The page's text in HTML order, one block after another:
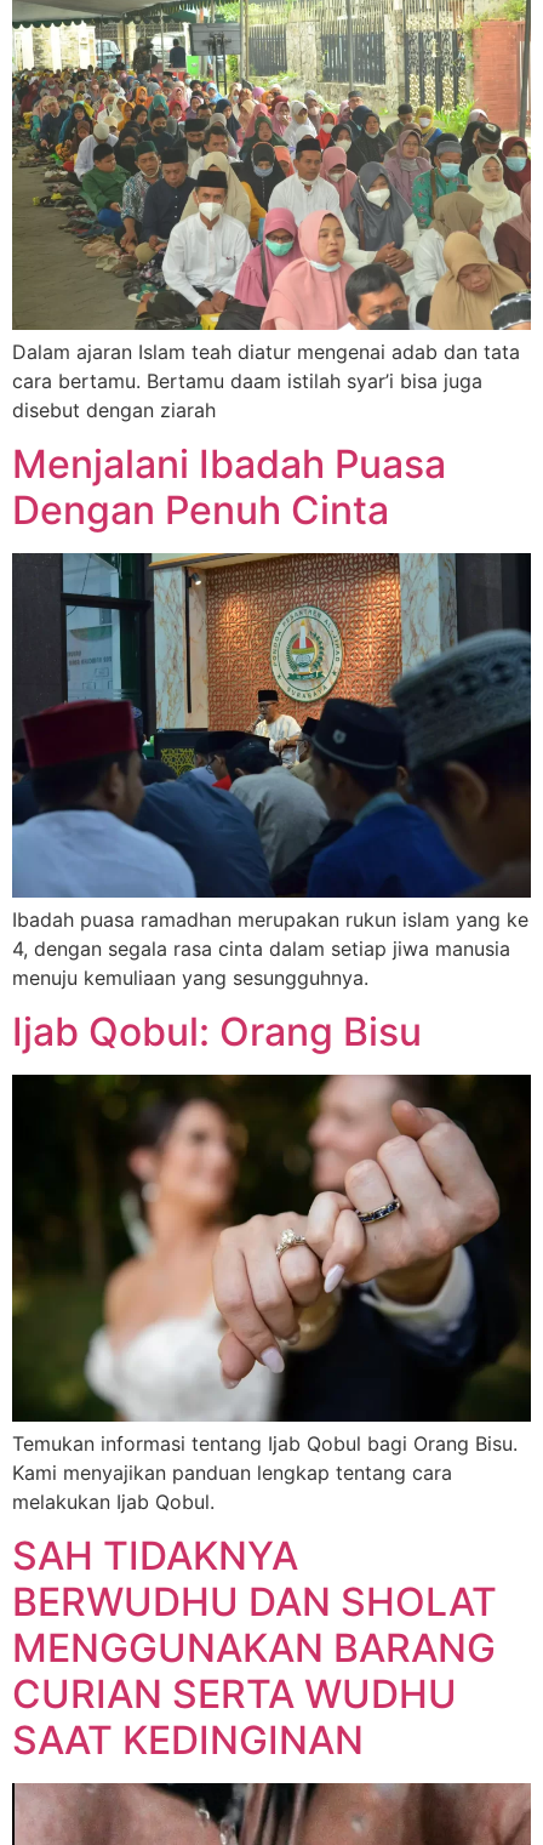
Dalam ajaran Islam teah diatur mengenai adab dan tata
cara bertamu. Bertamu daam istilah syar’i bisa juga
disebut dengan ziarah
Menjalani Ibadah Puasa
Dengan Penuh Cinta
Ibadah puasa ramadhan merupakan rukun islam yang ke
4, dengan segala rasa cinta dalam setiap jiwa manusia
menuju kemuliaan yang sesungguhnya.
Ijab Qobul: Orang Bisu
Temukan informasi tentang Ijab Qobul bagi Orang Bisu.
Kami menyajikan panduan lengkap tentang cara
melakukan Ijab Qobul.
SAH TIDAKNYA
BERWUDHU DAN SHOLAT
MENGGUNAKAN BARANG
CURIAN SERTA WUDHU
SAAT KEDINGINAN